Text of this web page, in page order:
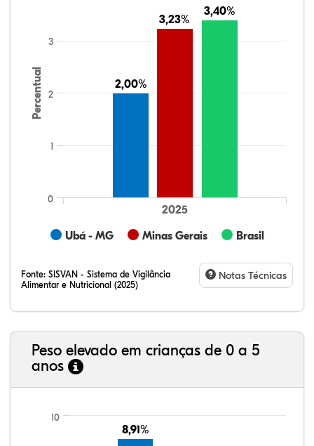
Percentual 2,00%
2,00%
3,23%
3,23%
3,40%
3,40%
Ubá - MG Minas Gerais Brasil
2025
0
1
2
3
Fonte: SISVAN - Sistema de Vigilância
Alimentar e Nutricional (2025)
Notas Técnicas
Peso elevado em crianças de 0 a 5
anos
8,91%
8,91%
10